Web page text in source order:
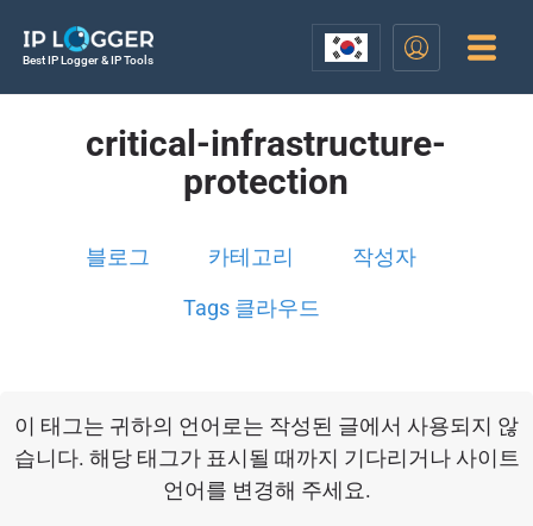
Best IP Logger & IP Tools
critical-infrastructure-
protection
블로그 카테고리 작성자
Tags 클라우드